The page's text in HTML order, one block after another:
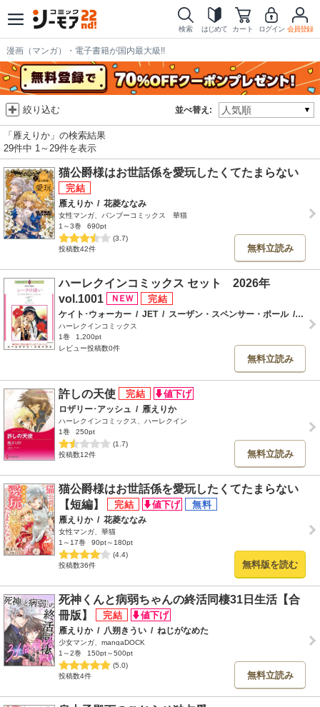
検索 はじめて カート ログイン 会員登録
漫画（マンガ）・電子書籍が国内最大級!!
並べ替え:
絞り込む
「雁えりか」の検索結果
29件中 1～29件を表示
猫公爵様はお世話係を愛玩したくてたまらない
雁えりか / 花菱ななみ
女性マンガ、バンブーコミックス 華猫
1～3巻
690pt
(3.7)
投稿数42件
無料立読み
ハーレクインコミックス セット 2026年
vol.1001
ケイト･ウォーカー / JET / スーザン・スペンサー・ポール / 津谷
ハーレクインコミックス
1巻
1,200pt
レビュー投稿数0件
無料立読み
許しの天使
ロザリー･アッシュ / 雁えりか
ハーレクインコミックス、ハーレクイン
1巻
250pt
(1.7)
投稿数12件
無料立読み
猫公爵様はお世話係を愛玩したくてたまらない
【短編】
雁えりか / 花菱ななみ
女性マンガ、華猫
1～17巻
90pt～180pt
(4.4)
投稿数36件
無料版を読む
死神くんと病弱ちゃんの終活同棲31日生活【合
冊版】
雁えりか / 八朔きうい / ねじがなめた
少女マンガ、mangaDOCK
1～2巻
150pt～500pt
(5.0)
投稿数4件
無料立読み